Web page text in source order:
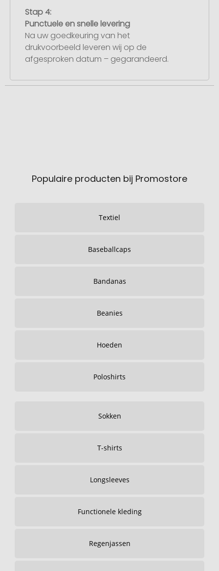
Stap 4:
Punctuele en snelle levering
Na uw goedkeuring van het
drukvoorbeeld leveren wij op de
afgesproken datum – gegarandeerd.
Populaire producten bij Promostore
Textiel
Baseballcaps
Bandanas
Beanies
Hoeden
Poloshirts
Sokken
T-shirts
Longsleeves
Functionele kleding
Regenjassen